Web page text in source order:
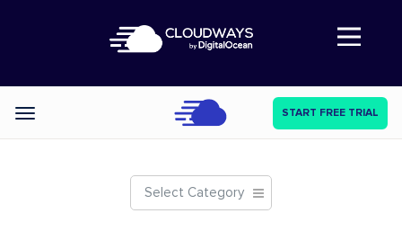
Abre a navegação
Categories START FREE TRIAL
Select Category